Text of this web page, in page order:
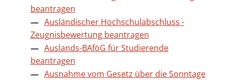
beantragen
Ausländischer Hochschulabschluss -
Zeugnisbewertung beantragen
Auslands-BAföG für Studierende
beantragen
Ausnahme vom Gesetz über die Sonntage